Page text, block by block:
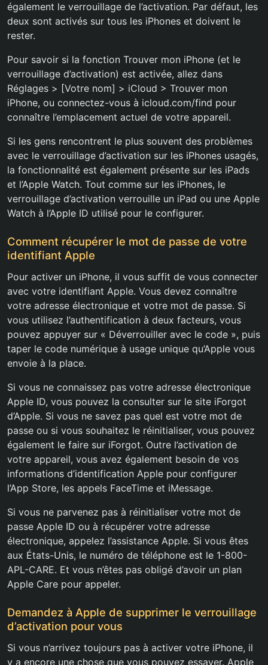
également le verrouillage de l’activation. Par défaut, les
deux sont activés sur tous les iPhones et doivent le
rester.
Pour savoir si la fonction Trouver mon iPhone (et le
verrouillage d’activation) est activée, allez dans
Réglages > [Votre nom] > iCloud > Trouver mon
iPhone, ou connectez-vous à icloud.com/find pour
connaître l’emplacement actuel de votre appareil.
Si les gens rencontrent le plus souvent des problèmes
avec le verrouillage d’activation sur les iPhones usagés,
la fonctionnalité est également présente sur les iPads
et l’Apple Watch. Tout comme sur les iPhones, le
verrouillage d’activation verrouille un iPad ou une Apple
Watch à l’Apple ID utilisé pour le configurer.
Comment récupérer le mot de passe de votre
identifiant Apple
Pour activer un iPhone, il vous suffit de vous connecter
avec votre identifiant Apple. Vous devez connaître
votre adresse électronique et votre mot de passe. Si
vous utilisez l’authentification à deux facteurs, vous
pouvez appuyer sur « Déverrouiller avec le code », puis
taper le code numérique à usage unique qu’Apple vous
envoie à la place.
Si vous ne connaissez pas votre adresse électronique
Apple ID, vous pouvez la consulter sur le site iForgot
d’Apple. Si vous ne savez pas quel est votre mot de
passe ou si vous souhaitez le réinitialiser, vous pouvez
également le faire sur iForgot. Outre l’activation de
votre appareil, vous avez également besoin de vos
informations d’identification Apple pour configurer
l’App Store, les appels FaceTime et iMessage.
Si vous ne parvenez pas à réinitialiser votre mot de
passe Apple ID ou à récupérer votre adresse
électronique, appelez l’assistance Apple. Si vous êtes
aux États-Unis, le numéro de téléphone est le 1-800-
APL-CARE. Et vous n’êtes pas obligé d’avoir un plan
Apple Care pour appeler.
Demandez à Apple de supprimer le verrouillage
d’activation pour vous
Si vous n’arrivez toujours pas à activer votre iPhone, il
y a encore une chose que vous pouvez essayer. Apple